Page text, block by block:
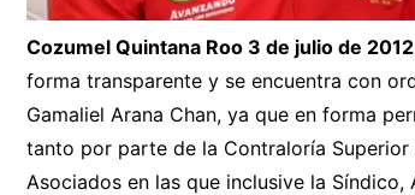
Cozumel Quintana Roo 3 de julio de 2012
forma transparente y se encuentra con
Gamaliel Arana Chan, ya que en forma
tanto por parte de la Contraloría
Asociados en las que inclusive la